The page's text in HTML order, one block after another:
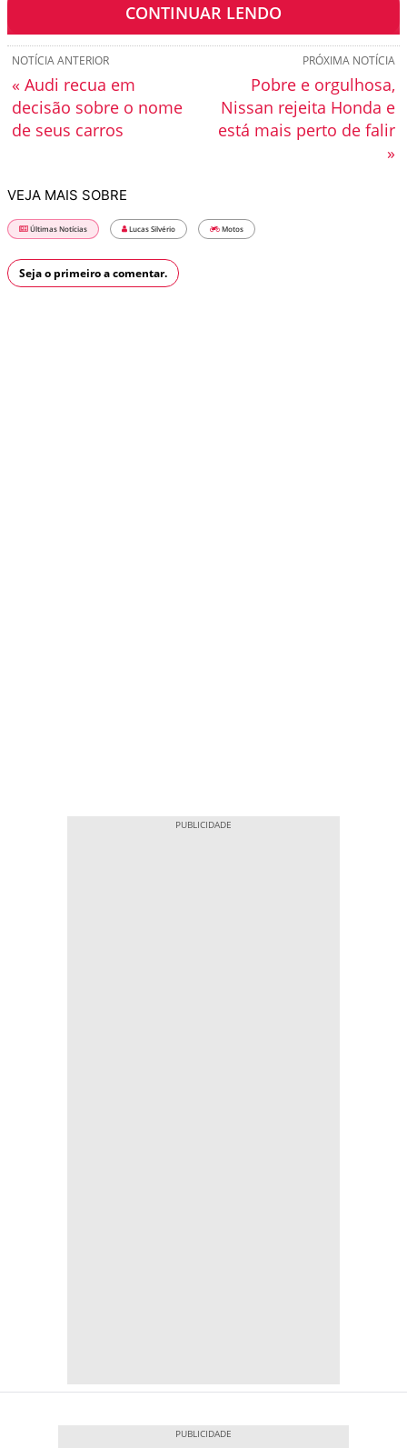
CONTINUAR LENDO
PRÓXIMA NOTÍCIA
Pobre e orgulhosa,
Nissan rejeita Honda e
está mais perto de falir
»
NOTÍCIA ANTERIOR
« Audi recua em
decisão sobre o nome
de seus carros
VEJA MAIS SOBRE
Últimas Notícias Lucas Silvério Motos
Seja o primeiro a comentar.